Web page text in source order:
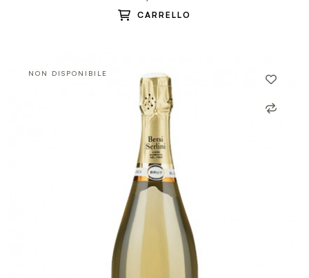
CARRELLO
NON DISPONIBILE